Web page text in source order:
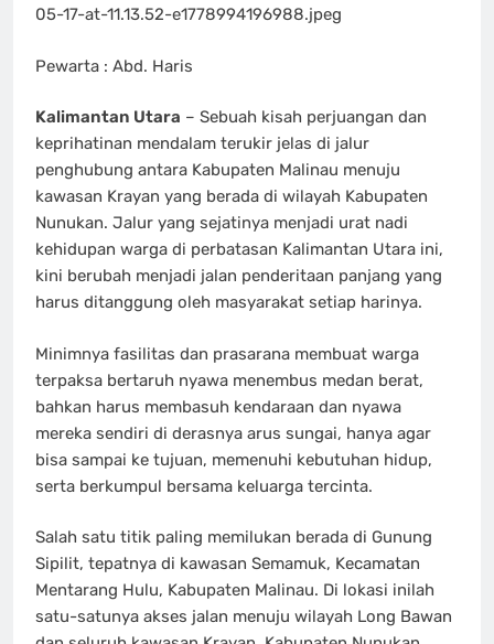
05-17-at-11.13.52-e1778994196988.jpeg
Pewarta : Abd. Haris
Kalimantan Utara – Sebuah kisah perjuangan dan
keprihatinan mendalam terukir jelas di jalur
penghubung antara Kabupaten Malinau menuju
kawasan Krayan yang berada di wilayah Kabupaten
Nunukan. Jalur yang sejatinya menjadi urat nadi
kehidupan warga di perbatasan Kalimantan Utara ini,
kini berubah menjadi jalan penderitaan panjang yang
harus ditanggung oleh masyarakat setiap harinya.
Minimnya fasilitas dan prasarana membuat warga
terpaksa bertaruh nyawa menembus medan berat,
bahkan harus membasuh kendaraan dan nyawa
mereka sendiri di derasnya arus sungai, hanya agar
bisa sampai ke tujuan, memenuhi kebutuhan hidup,
serta berkumpul bersama keluarga tercinta.
Salah satu titik paling memilukan berada di Gunung
Sipilit, tepatnya di kawasan Semamuk, Kecamatan
Mentarang Hulu, Kabupaten Malinau. Di lokasi inilah
satu-satunya akses jalan menuju wilayah Long Bawan